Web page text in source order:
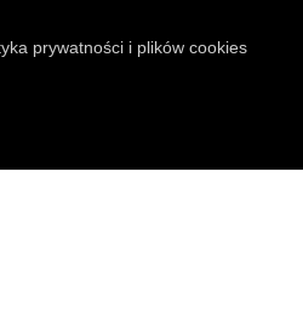
prywatności i plików cookies